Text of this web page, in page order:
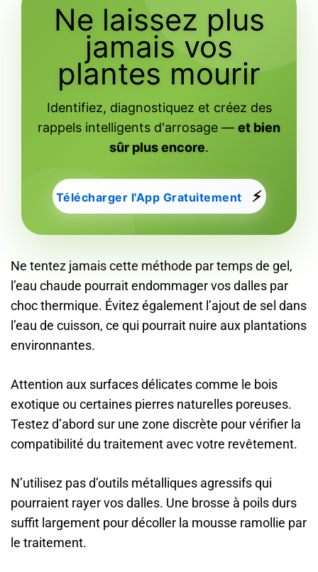
Ne laissez plus
jamais vos
plantes mourir
Identifiez, diagnostiquez et créez des
rappels intelligents d'arrosage — et bien
sûr plus encore.
Télécharger l'App Gratuitement ⚡
Ne tentez jamais cette méthode par temps de gel,
l’eau chaude pourrait endommager vos dalles par
choc thermique. Évitez également l’ajout de sel dans
l’eau de cuisson, ce qui pourrait nuire aux plantations
environnantes.
Attention aux surfaces délicates comme le bois
exotique ou certaines pierres naturelles poreuses.
Testez d’abord sur une zone discrète pour vérifier la
compatibilité du traitement avec votre revêtement.
N’utilisez pas d’outils métalliques agressifs qui
pourraient rayer vos dalles. Une brosse à poils durs
suffit largement pour décoller la mousse ramollie par
le traitement.